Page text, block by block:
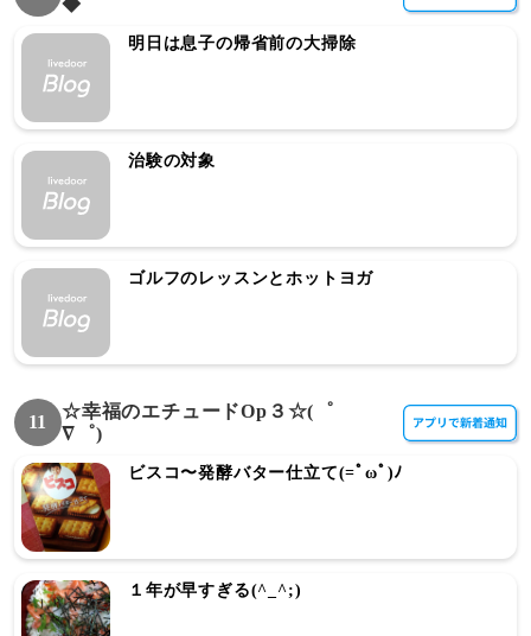
◆
明日は息子の帰省前の大掃除
治験の対象
ゴルフのレッスンとホットヨガ
11
☆幸福のエチュードOp３☆(゜
∇゜)
ビスコ〜発酵バター仕立て(=ﾟωﾟ)ﾉ
１年が早すぎる(^_^;)